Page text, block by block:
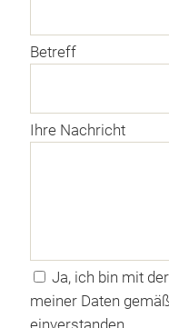
Betreff
Ihre Nachricht
Bit­te las­se die­ses
Ja, ich bin mit
mei­ner Daten